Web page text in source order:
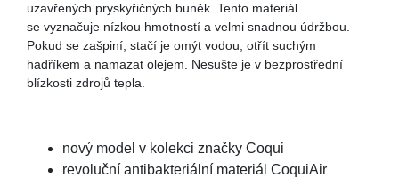
uzavřených pryskyřičných buněk. Tento materiál
se vyznačuje nízkou hmotností a velmi snadnou údržbou.
Pokud se zašpiní, stačí je omýt vodou, otřít suchým
hadříkem a namazat olejem. Nesušte je v bezprostřední
blízkosti zdrojů tepla.
nový model v kolekci značky Coqui
revoluční antibakteriální materiál CoquiAir